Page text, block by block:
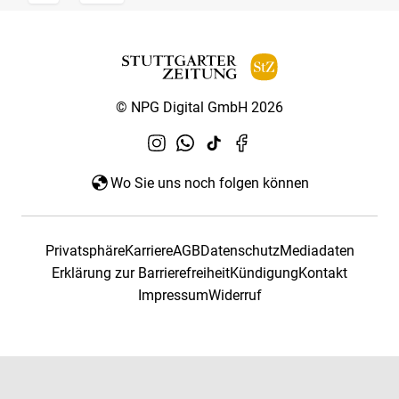
© NPG Digital GmbH 2026
Wo Sie uns noch folgen können
PrivatsphäreKarriereAGBDatenschutzMediadaten
Erklärung zur BarrierefreiheitKündigungKontakt
ImpressumWiderruf